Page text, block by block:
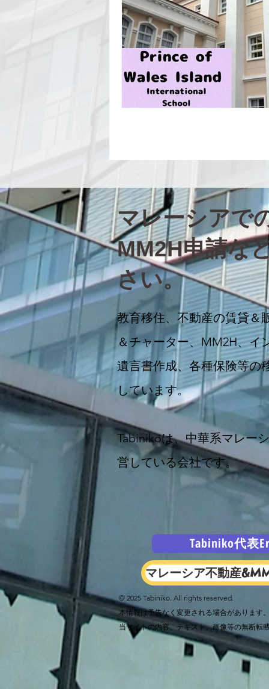
マレーシアで
MM2H申請な
さい。
教育移住、不動産の賃貸＆
＆チャーター、MM2H、イ
遺言書作成、各種保険等の
しています。
Tabinikoは、中華系マレー
営している会社です。
Tabiniko代表
マレーシア不動産
© 2025 Tabiniko. All rights reserved.
本情報は予告なく変更される場合があります
当サイトの内容、テキスト、画像等の無断転